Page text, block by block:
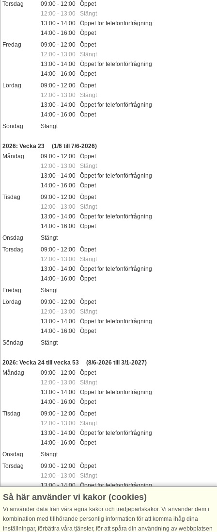
Torsdag
09:00 - 12:00 Öppet
12:00 - 13:00 Stängt
13:00 - 14:00 Öppet för telefonförfrågning
14:00 - 16:00 Öppet
Fredag
09:00 - 12:00 Öppet
12:00 - 13:00 Stängt
13:00 - 14:00 Öppet för telefonförfrågning
14:00 - 16:00 Öppet
Lördag
09:00 - 12:00 Öppet
12:00 - 13:00 Stängt
13:00 - 14:00 Öppet för telefonförfrågning
14:00 - 16:00 Öppet
Söndag
Stängt
2026: Vecka 23
(1/6 till 7/6-2026)
Måndag
09:00 - 12:00 Öppet
12:00 - 13:00 Stängt
13:00 - 14:00 Öppet för telefonförfrågning
14:00 - 16:00 Öppet
Tisdag
09:00 - 12:00 Öppet
12:00 - 13:00 Stängt
13:00 - 14:00 Öppet för telefonförfrågning
14:00 - 16:00 Öppet
Onsdag
Stängt
Torsdag
09:00 - 12:00 Öppet
12:00 - 13:00 Stängt
13:00 - 14:00 Öppet för telefonförfrågning
14:00 - 16:00 Öppet
Fredag
Stängt
Lördag
09:00 - 12:00 Öppet
12:00 - 13:00 Stängt
13:00 - 14:00 Öppet för telefonförfrågning
14:00 - 16:00 Öppet
Söndag
Stängt
2026: Vecka 24 till vecka 53
(8/6-2026 till 3/1-2027)
Måndag
09:00 - 12:00 Öppet
12:00 - 13:00 Stängt
13:00 - 14:00 Öppet för telefonförfrågning
14:00 - 16:00 Öppet
Tisdag
09:00 - 12:00 Öppet
12:00 - 13:00 Stängt
13:00 - 14:00 Öppet för telefonförfrågning
14:00 - 16:00 Öppet
Onsdag
Stängt
Torsdag
09:00 - 12:00 Öppet
12:00 - 13:00 Stängt
13:00 - 14:00 Öppet för telefonförfrågning
14:00 - 16:00 Öppet
Fredag
09:00 - 12:00 Öppet
12:00 - 13:00 Stängt
13:00 - 14:00 Öppet för telefonförfrågning
Så här använder vi kakor (cookies)
Vi använder data från våra egna kakor och tredjepartskakor. Vi använder dem i
kombination med tillhörande personlig information för att komma ihåg dina
inställningar, förbättra våra tjänster, för att spåra din användning av webbplatsen